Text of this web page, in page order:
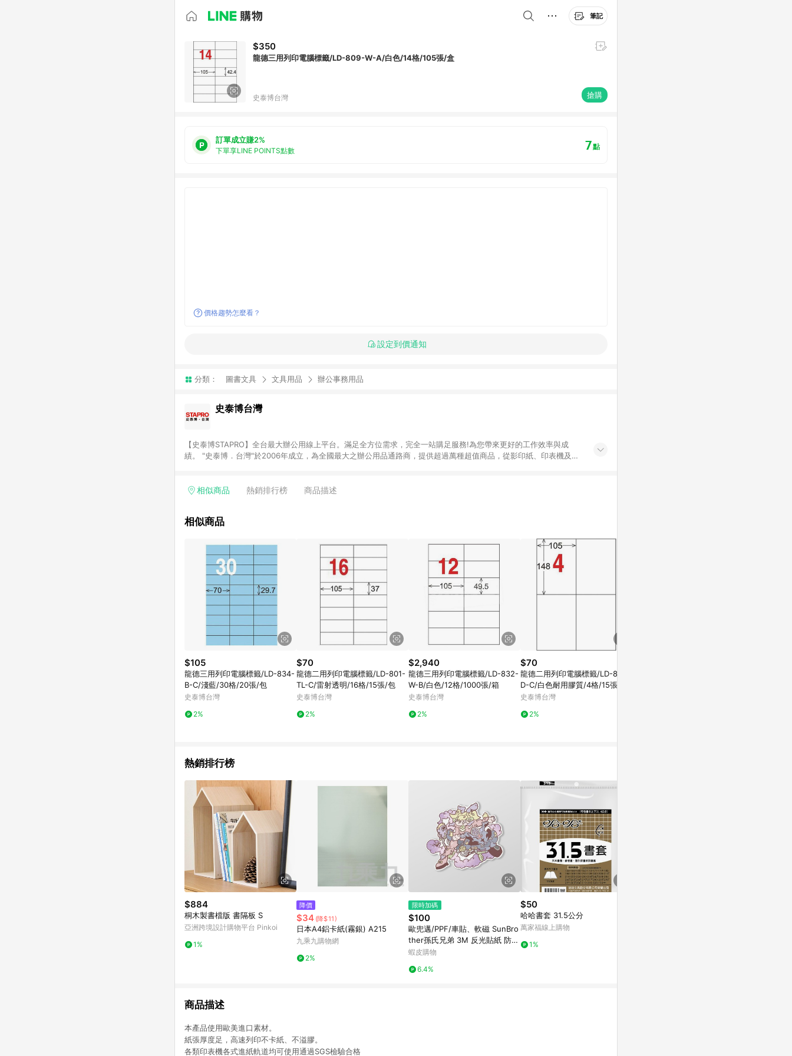
筆記
$350
龍德三用列印電腦標籤/LD-809-W-A/白色/14格/105張/盒
史泰博台灣 搶購
訂單成立賺2%
下單享LINE POINTS點數 7點
價格趨勢怎麼看？
設定到價通知
分類： 圖書文具 文具用品 辦公事務用品
史泰博台灣
【史泰博STAPRO】全台最大辦公用線上平台。滿足全方位需求，完全一站購足服務!為您帶來更好的工作效率與成
績。 "史泰博．台灣"於2006年成立，為全國最大之辦公用品通路商，提供超過萬種超值商品，從影印紙、印表機及耗
結帳才享有回饋。 (2) 訂單未滿免運門檻750元會收取80元運費。
相似商品 熱銷排行榜 商品描述
相似商品
$105
龍德三用列印電腦標籤/LD-834-
B-C/淺藍/30格/20張/包
史泰博台灣
2%
$70
龍德二用列印電腦標籤/LD-801-
TL-C/雷射透明/16格/15張/包
史泰博台灣
2%
$2,940
龍德三用列印電腦標籤/LD-832-
W-B/白色/12格/1000張/箱
史泰博台灣
2%
$70
龍德二用列印電腦標籤/LD-803-
D-C/白色耐用膠質/4格/15張/包
史泰博台灣
2%
熱銷排行榜
$884
桐木製書檔版 書隔板 S
亞洲跨境設計購物平台 Pinkoi
1%
降價
$34 (降$11)
日本A4鋁卡紙(霧銀) A215
九乘九購物網
2%
限時加碼
$100
歐兜邁/PPF/車貼、軟磁 SunBro
ther孫氏兄弟 3M 反光貼紙 防水
貼紙 車貼貼紙 軟性磁貼
蝦皮購物
6.4%
$50
哈哈書套 31.5公分
萬家福線上購物
1%
商品描述
本產品使用歐美進口素材。
紙張厚度足，高速列印不卡紙、不溢膠。
各類印表機各式進紙軌道均可使用通過SGS檢驗合格